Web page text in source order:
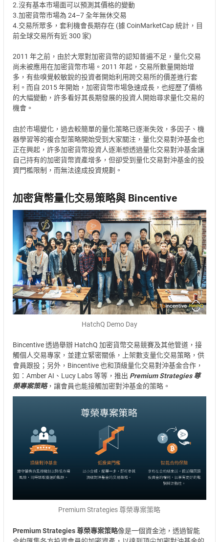
2.沒有基本市場面可以預測其價格的變動
3.加密貨幣市場為 24–7 全年無休交易
4.交易所眾多，套利機會長期存在 (據 CoinMarketCap 統計，目
前全球交易所有近 300 家)
2011 年之前，由於大眾對加密貨幣的認知普遍不足，量化交易
尚未被應用在加密貨幣市場。2011 年起，交易所數量開始增
多，有些嗅覺較敏銳的投資者開始利用跨交易所的價差進行套
利。而自 2015 年開始，加密貨幣市場急速成長，也經歷了價格
的大幅變動，許多看好其長期發展的投資人開始尋求量化交易的
機會。
由於市場變化，過去較簡單的量化策略已逐漸失效，多因子、機
器學習等的複合型策略開始受到大家關注，量化交易對沖基金也
正在興起，許多加密貨幣投資人逐漸想透過量化交易對沖基金讓
自己持有的加密貨幣資產增多，但卻受到量化交易對沖基金的投
資門檻限制，而無法達成投資規劃。
加密貨幣量化交易策略與 Bincentive
HatchQ Demo Day
Bincentive 透過舉辦 HatchQ 加密貨幣交易競賽及其他管道，接
觸個人交易專家，並建立緊密關係，上架數支量化交易策略，供
會員跟投；另外，Bincentive 也和頂級量化交易對沖基金合作，
如：Amber AI、Lucy Labs 等等，推出 Premium Strategies 尊
榮專案策略，讓會員也能接觸加密對沖基金的策略。
Premium Strategies 尊榮專案策略
Premium Strategies 尊榮專案策略像是一個資金池，透過智能